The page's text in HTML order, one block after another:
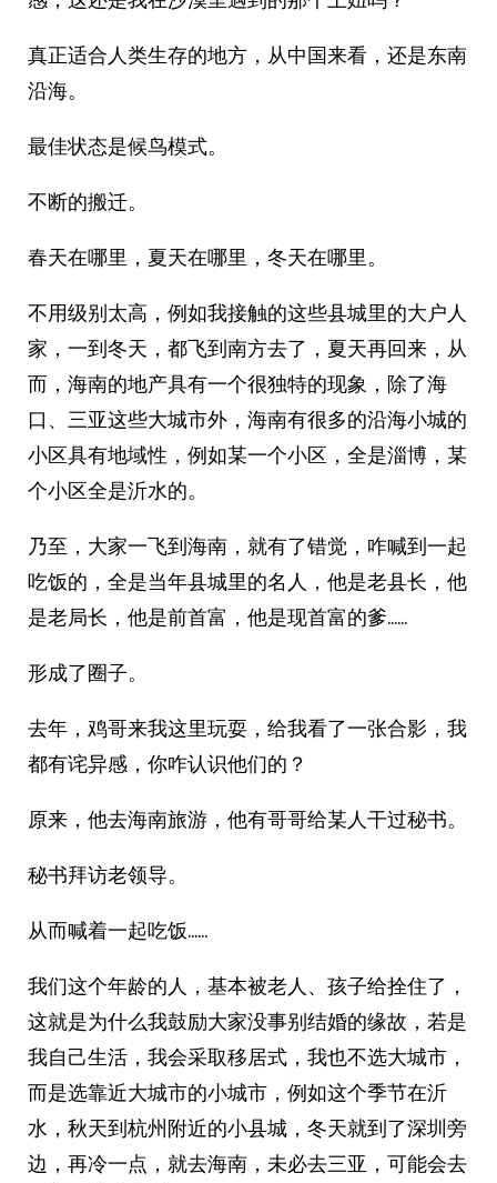
真正适合人类生存的地方，从中国来看，还是东南
沿海。
最佳状态是候鸟模式。
不断的搬迁。
春天在哪里，夏天在哪里，冬天在哪里。
不用级别太高，例如我接触的这些县城里的大户人
家，一到冬天，都飞到南方去了，夏天再回来，从
而，海南的地产具有一个很独特的现象，除了海
口、三亚这些大城市外，海南有很多的沿海小城的
小区具有地域性，例如某一个小区，全是淄博，某
个小区全是沂水的。
乃至，大家一飞到海南，就有了错觉，咋喊到一起
吃饭的，全是当年县城里的名人，他是老县长，他
是老局长，他是前首富，他是现首富的爹……
形成了圈子。
去年，鸡哥来我这里玩耍，给我看了一张合影，我
都有诧异感，你咋认识他们的？
原来，他去海南旅游，他有哥哥给某人干过秘书。
秘书拜访老领导。
从而喊着一起吃饭……
我们这个年龄的人，基本被老人、孩子给拴住了，
这就是为什么我鼓励大家没事别结婚的缘故，若是
我自己生活，我会采取移居式，我也不选大城市，
而是选靠近大城市的小城市，例如这个季节在沂
水，秋天到杭州附近的小县城，冬天就到了深圳旁
边，再冷一点，就去海南，未必去三亚，可能会去